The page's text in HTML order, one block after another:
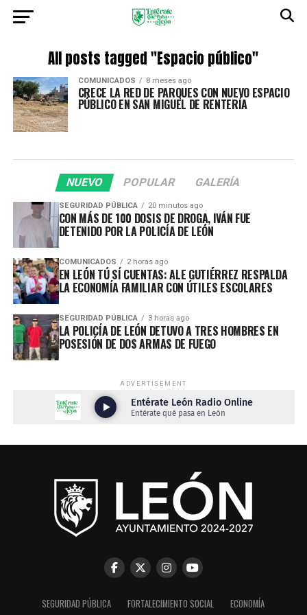
All posts tagged "Espacio público"
COMUNICADOS 8 meses ago
CRECE LA RED DE PARQUES CON NUEVO ESPACIO
PÚBLICO EN SAN MIGUEL DE RENTERÍA
NUEVO POPULAR GALERÍA
SEGURIDAD PÚBLICA 20 minutos ago
CON MÁS DE 100 DOSIS DE DROGA, IVÁN FUE
DETENIDO POR LA POLICÍA DE LEÓN
COMUNICADOS 2 horas ago
EN LEÓN TÚ SÍ CUENTAS: ALE GUTIÉRREZ RESPALDA
LA ECONOMÍA FAMILIAR CON ÚTILES ESCOLARES
SEGURIDAD PÚBLICA 3 horas ago
LA POLICÍA DE LEÓN DETUVO A TRES HOMBRES EN
POSESIÓN DE DOS ARMAS DE FUEGO
ADVERTISEMENT
SEGURIDAD PÚBLICA FORTALECIMIENTO SOCIAL
ECONOMÍA